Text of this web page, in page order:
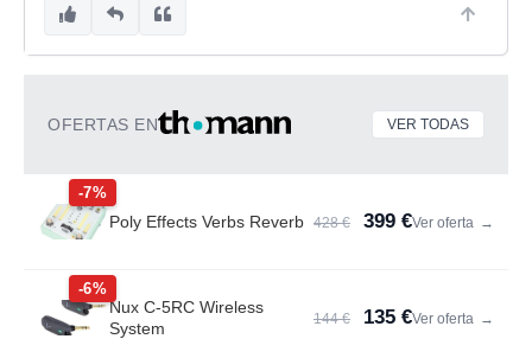
OFERTAS EN VER TODAS
-7%
Poly Effects Verbs Reverb 428 € 399 €Ver oferta →
-6%
Nux C-5RC Wireless
System
144 € 135 €Ver oferta →